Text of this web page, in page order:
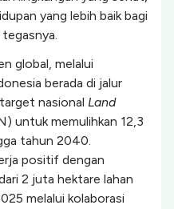
yang lebih baik bagi
global, melalui
berada di jalur
nasional Land
untuk memulihkan 12,3
tahun 2040.
positif dengan
2 juta hektare lahan
melalui kolaborasi